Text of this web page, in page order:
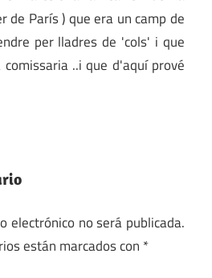
de París ) que era un camp de
per lladres de 'cols' i que
..i que d'aquí prové
electrónico no será publicada.
están marcados con *